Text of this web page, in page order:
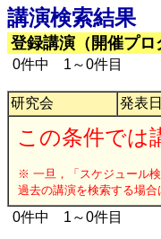
講演検索結果
登録講演（開催プロ
0件中 1～0件目
研究会 発表
この条件では
※ 一旦，「スケジュール
過去の講演を検索する場
0件中 1～0件目